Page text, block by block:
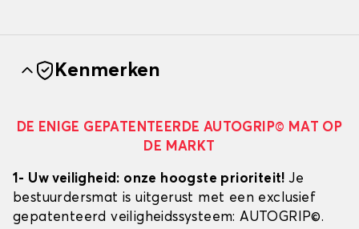
Kenmerken
DE ENIGE GEPATENTEERDE AUTOGRIP© MAT OP
DE MARKT
1- Uw veiligheid: onze hoogste prioriteit!Je
bestuurdersmat is uitgerust met een exclusief
gepatenteerd veiligheidssysteem: AUTOGRIP©.